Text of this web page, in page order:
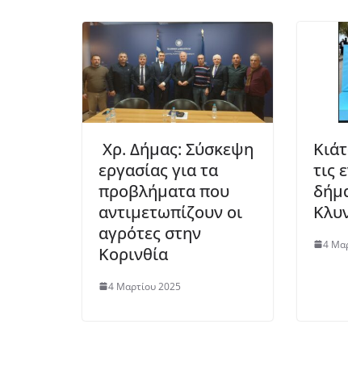
Χρ. Δήμας: Σύσκεψη
εργασίας για τα
προβλήματα που
αντιμετωπίζουν οι
αγρότες στην
Κορινθία
4 Μαρτίου 2025
τις
4